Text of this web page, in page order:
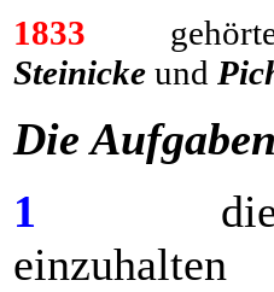
1833 gehörten
Steinicke und
Die
1 die
einzuhalten